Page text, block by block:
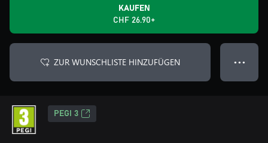
KAUFEN
CHF 26.90+
ZUR WUNSCHLISTE HINZUFÜGEN ● ● ●
PEGI 3